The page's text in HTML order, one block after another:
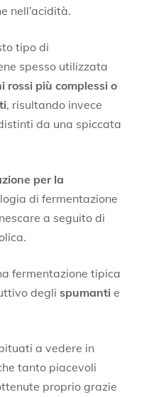
nell’acidità.
tipo di
spesso utilizzata
rossi più complessi o
, risultando invece
da una spiccata
per la
di fermentazione
a seguito di
fermentazione tipica
degli spumanti e
a vedere in
tanto piacevoli
proprio grazie